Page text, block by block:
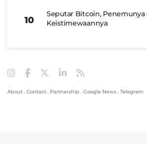
Seputar Bitcoin, Penemunya
Keistimewaannya
About . Contact . Partnership . Google News . Telegram